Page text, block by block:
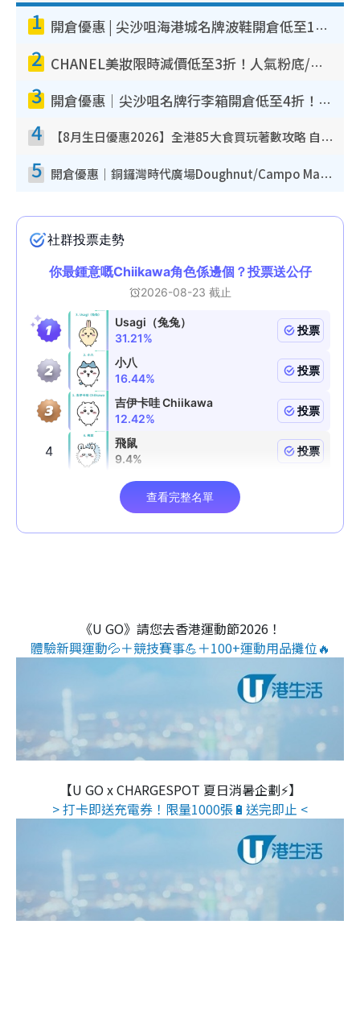
1 開倉優惠 | 尖沙咀海港城名牌波鞋開倉低至1折！On鞋$899起／Joy&Peace鞋履$98起
2 CHANEL美妝限時減價低至3折！人氣粉底/唇膏/精華液低至$275！COCO香水都有平
3 開倉優惠｜尖沙咀名牌行李箱開倉低至4折！一連5日 American Tourister/ace./Hallmark $200起！
4 【8月生日優惠2026】全港85大食買玩著數攻略 自助餐/火鍋放題同行免費＋誠品/DONKI送現金券
5 開倉優惠｜銅鑼灣時代廣場Doughnut/Campo Marzio開倉低至1折！背囊、書包、手袋劈價$200起
《U GO》請您去香港運動節2026！
體驗新興運動💦＋競技賽事💪＋100+運動用品攤位🔥
【U GO x CHARGESPOT 夏日消暑企劃⚡】
> 打卡即送充電券！限量1000張🔋送完即止 <